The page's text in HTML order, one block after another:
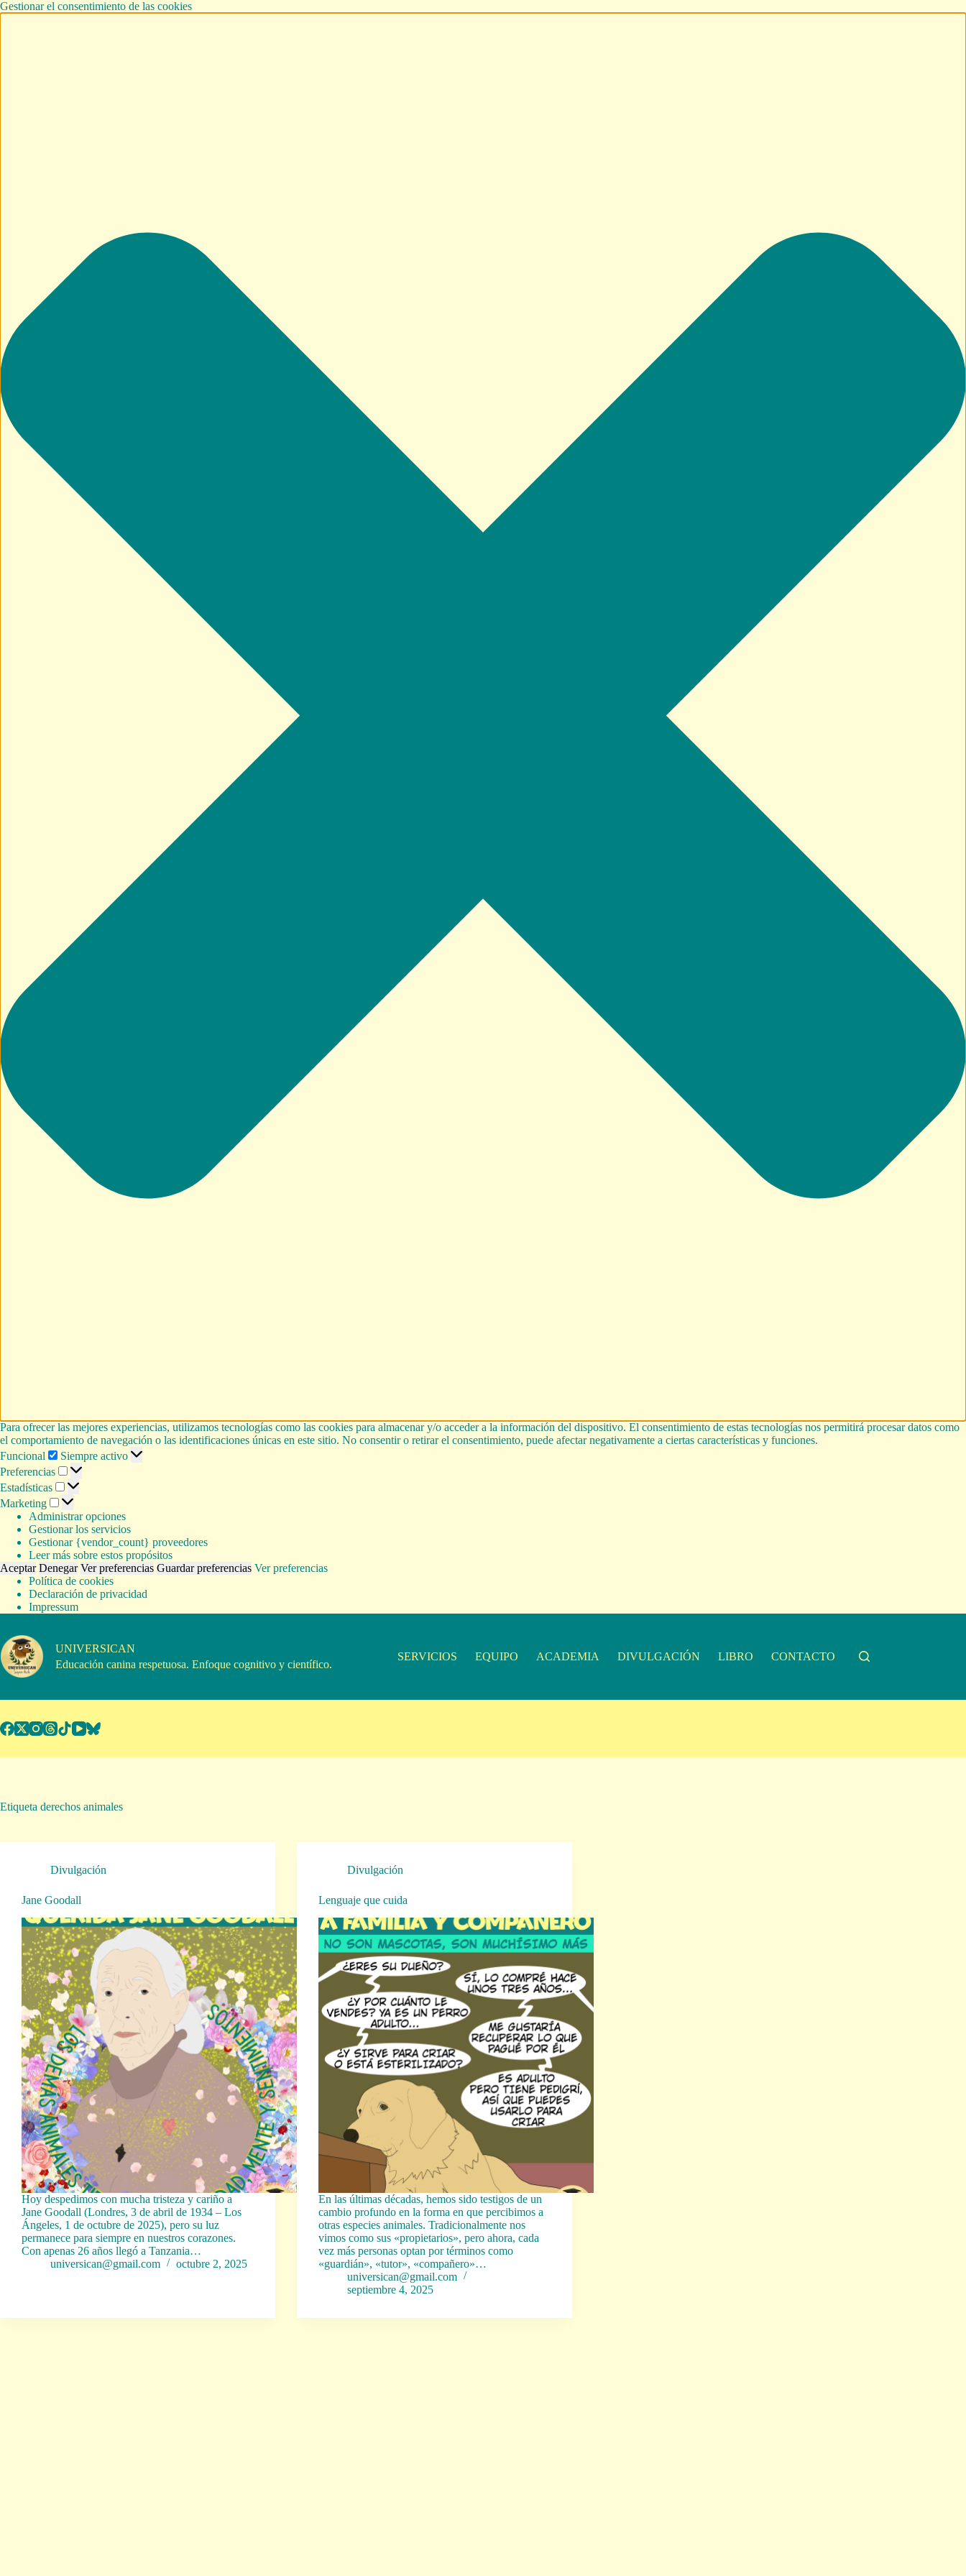
Gestionar el consentimiento de las cookies
Para ofrecer las mejores experiencias, utilizamos tecnologías como las cookies para almacenar y/o acceder a la información del dispositivo. El consentimiento de estas tecnologías nos permitirá procesar datos como
el comportamiento de navegación o las identificaciones únicas en este sitio. No consentir o retirar el consentimiento, puede afectar negativamente a ciertas características y funciones.
Funcional
Funcional
Siempre activo
Preferencias
Preferencias
Estadísticas Estadísticas
Marketing Marketing
Administrar opciones
Gestionar los servicios
Gestionar {vendor_count} proveedores
Leer más sobre estos propósitos
Aceptar Denegar Ver preferencias Guardar preferencias Ver preferencias
Política de cookies
Declaración de privacidad
Impressum
contenido
UNIVERSICAN
Educación canina respetuosa. Enfoque cognitivo y científico.
SERVICIOS EQUIPO ACADEMIA DIVULGACIÓN LIBRO CONTACTO
Etiqueta derechos animales
Divulgación
Jane Goodall
Hoy despedimos con mucha tristeza y cariño a
Jane Goodall (Londres, 3 de abril de 1934 – Los
Ángeles, 1 de octubre de 2025), pero su luz
permanece para siempre en nuestros corazones.
Con apenas 26 años llegó a Tanzania…
universican@gmail.com
octubre 2, 2025
Divulgación
Lenguaje que cuida
En las últimas décadas, hemos sido testigos de un
cambio profundo en la forma en que percibimos a
otras especies animales. Tradicionalmente nos
vimos como sus «propietarios», pero ahora, cada
vez más personas optan por términos como
«guardián», «tutor», «compañero»…
universican@gmail.com
septiembre 4, 2025